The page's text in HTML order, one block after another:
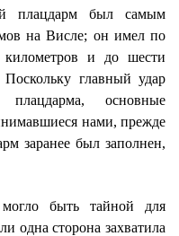
плацдарм был самым
на Висле; он имел по
километров и до шести
главный удар
плацдарма, основные
нами, прежде
заранее был заполнен,
быть тайной для
одна сторона захватила